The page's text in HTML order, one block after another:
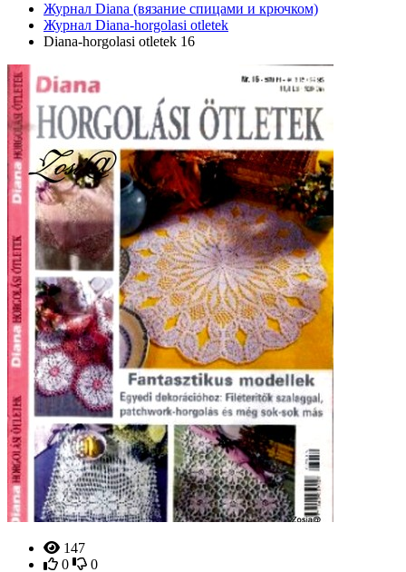
Журнал Diana (вязание спицами и крючком)
Журнал Diana-horgolasi otletek
Diana-horgolasi otletek 16
147
0
0